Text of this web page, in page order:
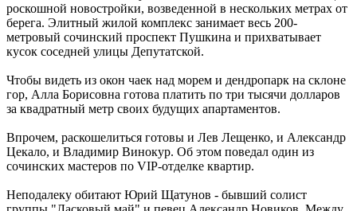
роскошной новостройки, возведенной в нескольких метрах от
берега. Элитный жилой комплекс занимает весь 200-
метровый сочинский проспект Пушкина и прихватывает
кусок соседней улицы Депутатской.
Чтобы видеть из окон чаек над морем и дендропарк на склоне
гор, Алла Борисовна готова платить по три тысячи долларов
за квадратный метр своих будущих апартаментов.
Впрочем, раскошелиться готовы и Лев Лещенко, и Александр
Цекало, и Владимир Винокур. Об этом поведал один из
сочинских мастеров по VIP-отделке квартир.
Неподалеку обитают Юрий Щатунов - бывший солист